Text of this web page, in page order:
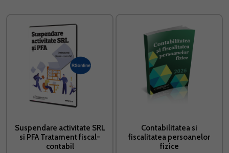
Suspendare activitate SRL
si PFA Tratament fiscal-
contabil
Contabilitatea si
fiscalitatea persoanelor
fizice